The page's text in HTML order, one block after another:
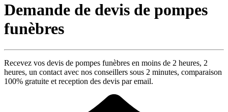
Demande de devis de pompes
funèbres
Recevez vos devis de pompes funèbres en moins de 2 heures, 2
heures, un contact avec nos conseillers sous 2 minutes, comparaison
100% gratuite et reception des devis par email.